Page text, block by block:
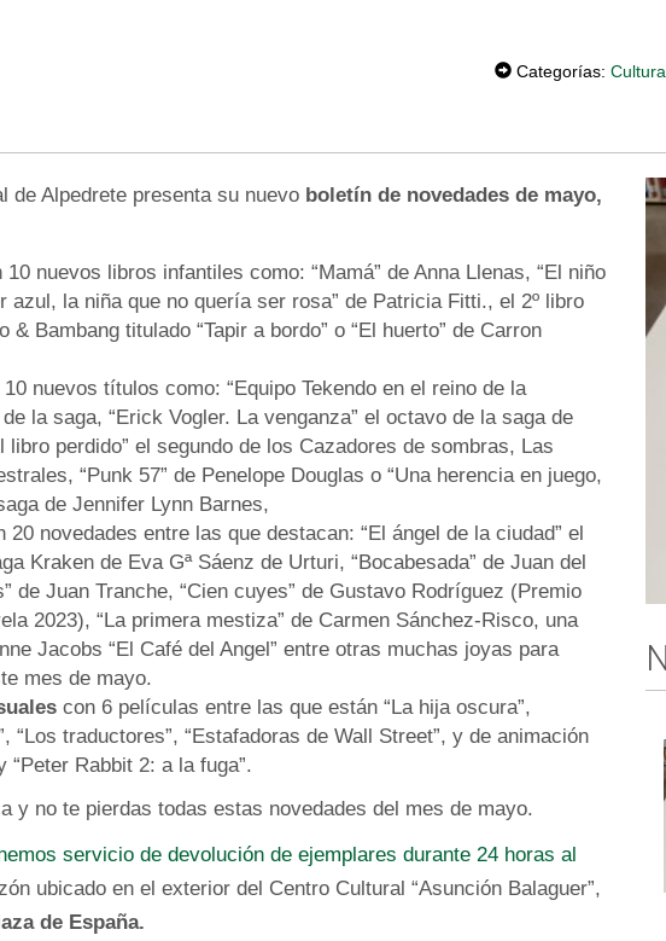
Categorías: Cultura
de Alpedrete presenta su nuevo boletín de novedades de mayo,
10 nuevos libros infantiles como: “Mamá” de Anna Llenas, “El niño
azul, la niña que no quería ser rosa” de Patricia Fitti., el 2º libro
& Bambang titulado “Tapir a bordo” o “El huerto” de Carron
nuevos títulos como: “Equipo Tekendo en el reino de la
la saga, “Erick Vogler. La venganza” el octavo de la saga de
libro perdido” el segundo de los Cazadores de sombras, Las
“Punk 57” de Penelope Douglas o “Una herencia en juego,
de Jennifer Lynn Barnes,
20 novedades entre las que destacan: “El ángel de la ciudad” el
Kraken de Eva Gª Sáenz de Urturi, “Bocabesada” de Juan del
de Juan Tranche, “Cien cuyes” de Gustavo Rodríguez (Premio
2023), “La primera mestiza” de Carmen Sánchez-Risco, una
Jacobs “El Café del Angel” entre otras muchas joyas para
mes de mayo.
con 6 películas entre las que están “La hija oscura”,
“Los traductores”, “Estafadoras de Wall Street”, y de animación
“Peter Rabbit 2: a la fuga”.
y no te pierdas todas estas novedades del mes de mayo.
servicio de devolución de ejemplares durante 24 horas al
ubicado en el exterior del Centro Cultural “Asunción Balaguer”,
de España.